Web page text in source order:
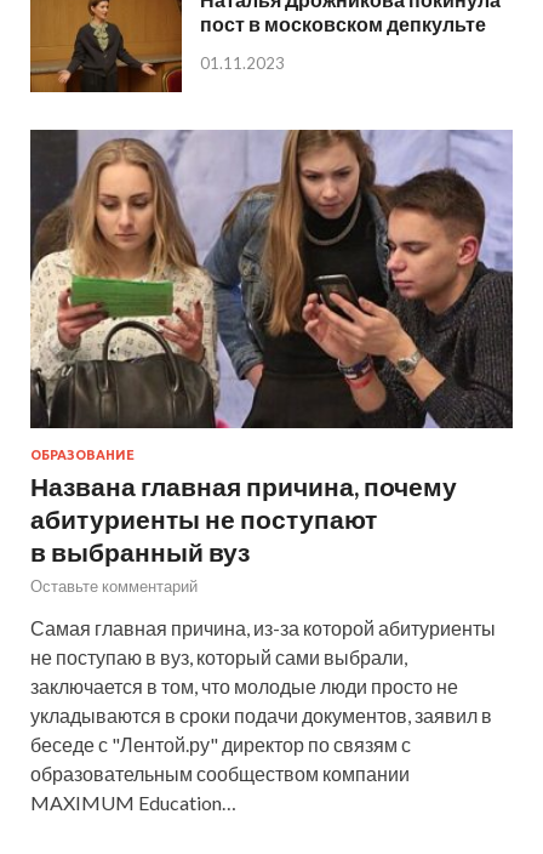
пост в московском депкульте
01.11.2023
ОБРАЗОВАНИЕ
Названа главная причина, почему
абитуриенты не поступают
в выбранный вуз
Оставьте комментарий
Самая главная причина, из-за которой абитуриенты
не поступаю в вуз, который сами выбрали,
заключается в том, что молодые люди просто не
укладываются в сроки подачи документов, заявил в
беседе с "Лентой.ру" директор по связям с
образовательным сообществом компании
MAXIMUM Education…